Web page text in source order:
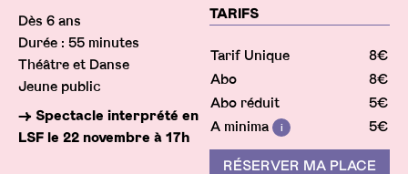
Infos pratiques
Dès 6 ans
Durée : 55 minutes
Théâtre et Danse
Jeune public
→ Spectacle interprété en
LSF le 22 novembre à 17h
TARIFS
Tarif Unique
8€
Abo
8€
Abo réduit
5€
A minima
Info 5€
RÉSERVER MA PLACE